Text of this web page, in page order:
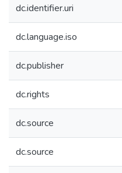
dc.identifier.uri
dc.language.iso
dc.publisher
dc.rights
dc.source
dc.source